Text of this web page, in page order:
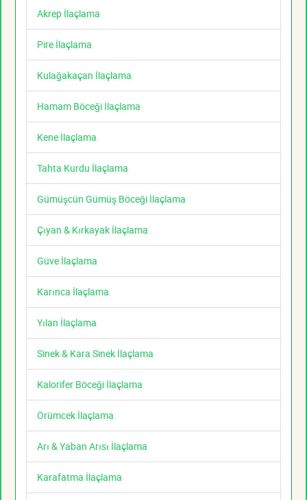
Akrep İlaçlama
Pire İlaçlama
Kulağakaçan İlaçlama
Hamam Böceği İlaçlama
Kene İlaçlama
Tahta Kurdu İlaçlama
Gümüşcün Gümüş Böceği İlaçlama
Çıyan & Kırkayak İlaçlama
Güve İlaçlama
Karınca İlaçlama
Yılan İlaçlama
Sinek & Kara Sinek İlaçlama
Kalorifer Böceği İlaçlama
Örümcek İlaçlama
Arı & Yaban Arısı İlaçlama
Karafatma İlaçlama